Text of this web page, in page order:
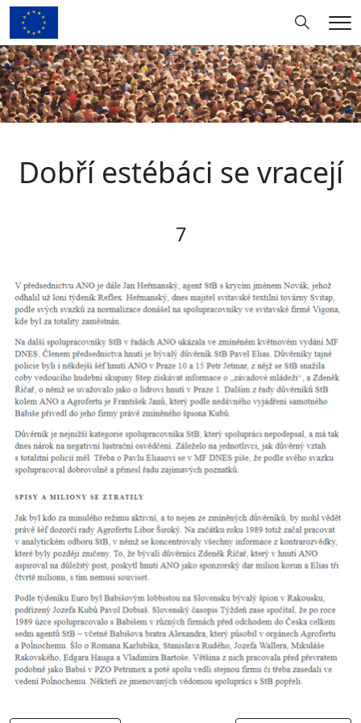
Hledání
Dobří estébáci se vracejí
7